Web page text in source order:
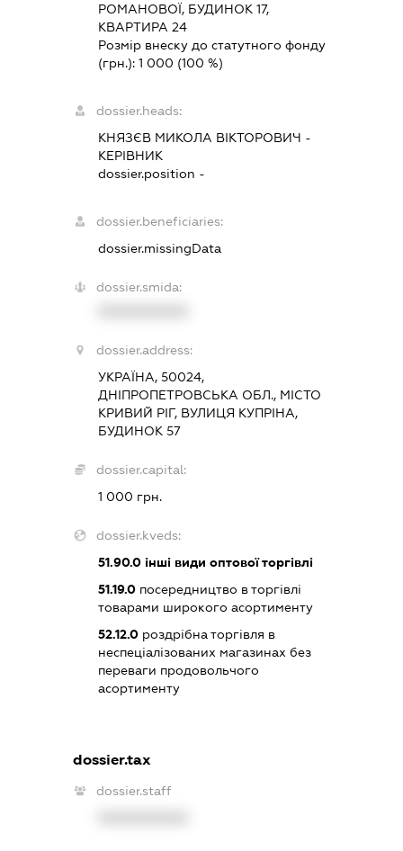
РОМАНОВОЇ, БУДИНОК 17,
КВАРТИРА 24
Розмір внеску до статутного фонду
(грн.): 1 000 (100 %)
dossier.heads:
КНЯЗЄВ МИКОЛА ВІКТОРОВИЧ -
КЕРІВНИК
dossier.position -
dossier.beneficiaries:
dossier.missingData
dossier.smida:
dossier.address:
УКРАЇНА, 50024,
ДНІПРОПЕТРОВСЬКА ОБЛ., МІСТО
КРИВИЙ РІГ, ВУЛИЦЯ КУПРІНА,
БУДИНОК 57
dossier.capital:
1 000 грн.
dossier.kveds:
51.90.0інші види оптової торгівлі
51.19.0посередництво в торгівлі
товарами широкого асортименту
52.12.0роздрібна торгівля в
неспеціалізованих магазинах без
переваги продовольчого
асортименту
dossier.tax
dossier.staff